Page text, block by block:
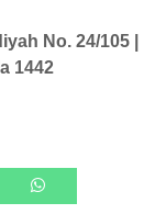
No. 24/105 |
1442